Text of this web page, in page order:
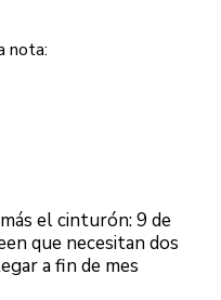
nota:
el cinturón: 9 de
que necesitan dos
a fin de mes